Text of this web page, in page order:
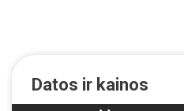
Datos ir kainos